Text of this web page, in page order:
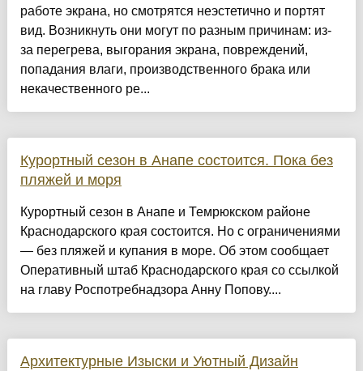
работе экрана, но смотрятся неэстетично и портят
вид. Возникнуть они могут по разным причинам: из-
за перегрева, выгорания экрана, повреждений,
попадания влаги, производственного брака или
некачественного ре...
Курортный сезон в Анапе состоится. Пока без
пляжей и моря
Курортный сезон в Анапе и Темрюкском районе
Краснодарского края состоится. Но с ограничениями
— без пляжей и купания в море. Об этом сообщает
Оперативный штаб Краснодарского края со ссылкой
на главу Роспотребнадзора Анну Попову....
Архитектурные Изыски и Уютный Дизайн